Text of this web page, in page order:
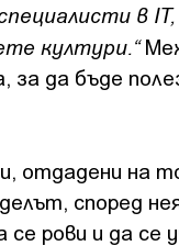
в
култури.“
да бъде
отдадени на
според
рови и да се